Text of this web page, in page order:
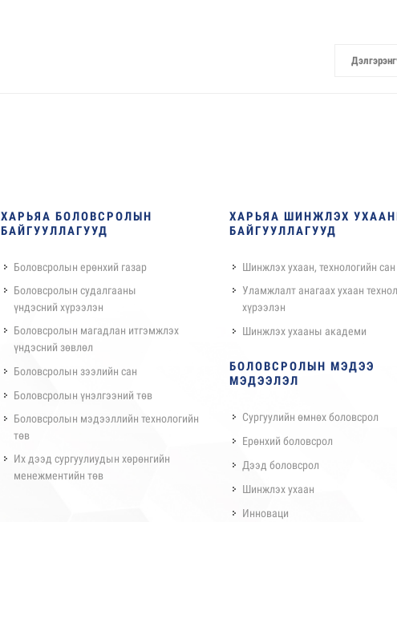
ХАРЬЯА БОЛОВСРОЛЫН
БАЙГУУЛЛАГУУД
Боловсролын ерөнхий газар
Боловсролын судалгааны
үндэсний хүрээлэн
Боловсролын магадлан итгэмжлэх
үндэсний зөвлөл
Боловсролын зээлийн сан
Боловсролын үнэлгээний төв
Боловсролын мэдээллийн технологийн
төв
Их дээд сургуулиудын хөрөнгийн
менежментийн төв
ХАРЬЯА ШИНЖЛЭХ
БАЙГУУЛЛАГУУД
Шинжлэх ухаан, технологийн сан
Уламжлалт анагаах ухаан
хүрээлэн
Шинжлэх ухааны академи
БОЛОВСРОЛЫН МЭДЭЭ
МЭДЭЭЛЭЛ
Сургуулийн өмнөх боловсрол
Ерөнхий боловсрол
Дээд боловсрол
Шинжлэх ухаан
Инноваци